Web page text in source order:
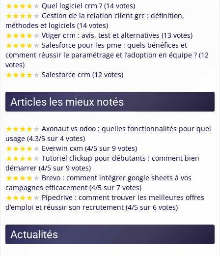
★★★★★ Quel logiciel crm ? (14 votes)
★★★★★ Gestion de la relation client grc : définition,
méthodes et logiciels (14 votes)
★★★★★ Vtiger crm : avis, test et alternatives (13 votes)
★★★★★ Salesforce pour les pme : quels bénéfices et
comment réussir le paramétrage et l’adoption en équipe ? (12
votes)
★★★★★ Salesforce crm (12 votes)
Articles les mieux notés
★★★★★ Axonaut vs odoo : quelles fonctionnalités pour quel
usage (4.3/5 sur 4 votes)
★★★★★ Everwin cxm (4/5 sur 9 votes)
★★★★★ Tutoriel clickup pour débutants : comment bien
démarrer (4/5 sur 9 votes)
★★★★★ Brevo : comment intégrer google sheets à vos
campagnes efficacement (4/5 sur 7 votes)
★★★★★ Pipedrive : comment trouver les meilleures offres
d’emploi et réussir son recrutement (4/5 sur 6 votes)
Actualités